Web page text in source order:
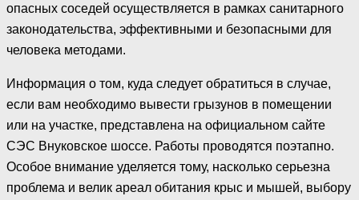
опасных соседей осуществляется в рамках санитарного
законодательства, эффективными и безопасными для
человека методами.
Информация о том, куда следует обратиться в случае,
если вам необходимо вывести грызунов в помещении
или на участке, представлена на официальном сайте
СЭС Внуковское шоссе. Работы проводятся поэтапно.
Особое внимание уделяется тому, насколько серьезна
проблема и велик ареал обитания крыс и мышей, выбору